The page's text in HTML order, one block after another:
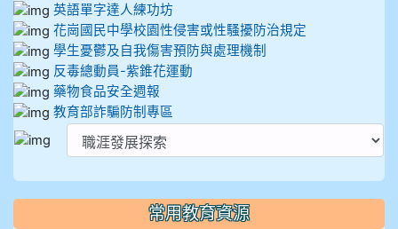
英語單字達人練功坊
花崗國民中學校園性侵害或性騷擾防治規定
學生憂鬱及自我傷害預防與處理機制
反毒總動員-紫錐花運動
藥物食品安全週報
教育部詐騙防制專區
常用教育資源